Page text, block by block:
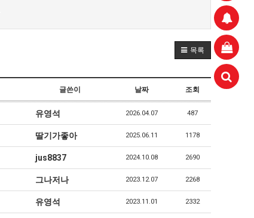
목록
글쓴이 날짜 조회
유영석 2026.04.07 487
딸기가좋아 2025.06.11 1178
jus8837 2024.10.08 2690
그나저나 2023.12.07 2268
유영석 2023.11.01 2332
04.14
11.21
aaaa
11.21
aaaaa
11.21
aaaaa
09.17
혹시 오프라인 모임이 있나요?
08.20
회원가입 인사드립니다.